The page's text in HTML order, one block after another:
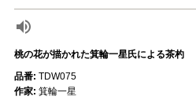
桃の花が描かれた箕輪一星氏による茶杓
品番: TDW075
作家: 箕輪一星